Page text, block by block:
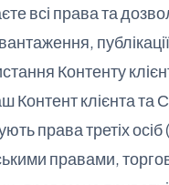
всі права та
Контенту
Контент клієнта та
права третіх осіб
правами,